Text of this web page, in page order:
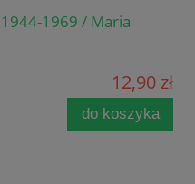
1969 / Maria
12,90 zł
do koszyka